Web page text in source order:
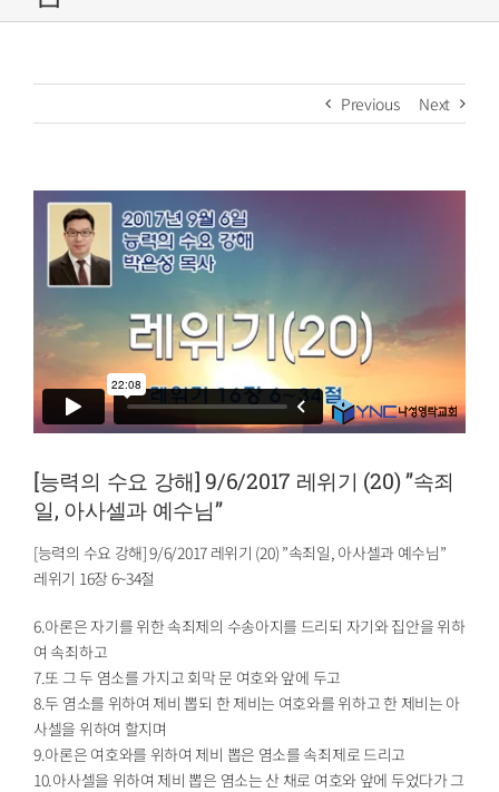
Previous Next
[능력의 수요 강해] 9/6/2017 레위기 (20) ”속죄
일, 아사셀과 예수님”
[능력의 수요 강해] 9/6/2017 레위기 (20) ”속죄일, 아사셀과 예수님”
레위기 16장 6~34절
6.아론은 자기를 위한 속죄제의 수송아지를 드리되 자기와 집안을 위하
여 속죄하고
7.또 그 두 염소를 가지고 회막 문 여호와 앞에 두고
8.두 염소를 위하여 제비 뽑되 한 제비는 여호와를 위하고 한 제비는 아
사셀을 위하여 할지며
9.아론은 여호와를 위하여 제비 뽑은 염소를 속죄제로 드리고
10.아사셀을 위하여 제비 뽑은 염소는 산 채로 여호와 앞에 두었다가 그